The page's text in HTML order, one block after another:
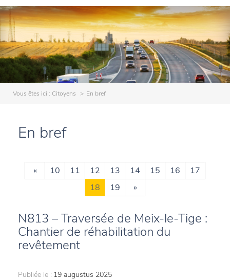
Vous êtes ici : Citoyens En bref
En bref
« 10 11 12 13 14 15 16
17
18
19 »
N813 – Traversée de Meix-le-Tige :
Chantier de réhabilitation du
revêtement
Publiée le : 19 augustus 2025